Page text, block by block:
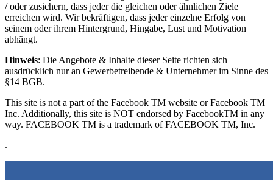
/ oder zusichern, dass jeder die gleichen oder ähnlichen Ziele
erreichen wird. Wir bekräftigen, dass jeder einzelne Erfolg von
seinem oder ihrem Hintergrund, Hingabe, Lust und Motivation
abhängt.
Hinweis: Die Angebote & Inhalte dieser Seite richten sich
ausdrücklich nur an Gewerbetreibende & Unternehmer im Sinne des
§14 BGB.
This site is not a part of the Facebook TM website or Facebook TM
Inc. Additionally, this site is NOT endorsed by FacebookTM in any
way. FACEBOOK TM is a trademark of FACEBOOK TM, Inc.
.